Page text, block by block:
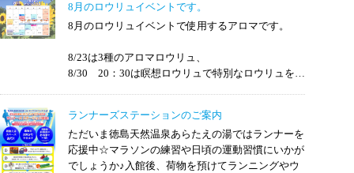
身運動はリンパの流れを促進します。
姿勢改善やリラックス効果もありますので、是非お
男性も参加できますので、どうぞお気軽にお申し込
みください。
8月のロウリュイベントです。
8月のロウリュイベントで使用するアロマです。
8/23は3種のアロマロウリュ、
8/30 20：30は瞑想ロウリュで特別なロウリュをお
また、8/11～8/15までは阿波踊りロウリュを行いま
す。年に一度の特別なロウリュをお楽しみください
☆彡
ランナーズステーションのご案内
ただいま徳島天然温泉あらたえの湯ではランナーを
応援中☆マラソンの練習や日頃の運動習慣にいかが
でしょうか♪入館後、荷物を預けてランニングやウ